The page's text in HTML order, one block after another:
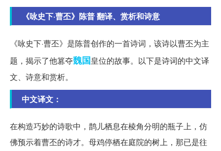
《咏史下·曹丕》陈普 翻译、赏析和诗意
《咏史下·曹丕》是陈普创作的一首诗词，该诗以曹丕为主
题，揭示了他篡夺魏国皇位的故事。以下是诗词的中文译
文、诗意和赏析。
中文译文：
在构造巧妙的诗歌中，鹊儿栖息在棱角分明的瓶子上，仿
佛预示着曹丕的诗才。母鸡停栖在庭院的树上，那已是往